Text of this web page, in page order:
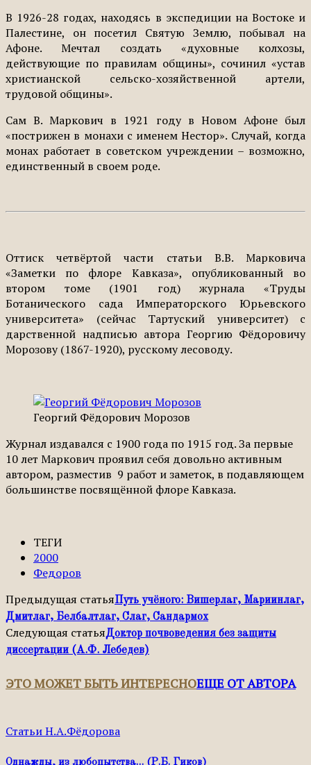
В 1926-28 годах, находясь в экспедиции на Востоке и
Палестине, он посетил Святую Землю, побывал на
Афоне. Мечтал создать «духовные колхозы,
действующие по правилам общины», сочинил «устав
христианской сельско-хозяйственной артели,
трудовой общины».
Сам В. Маркович в 1921 году в Новом Афоне был
«пострижен в монахи с именем Нестор». Случай, когда
монах работает в советском учреждении – возможно,
единственный в своем роде.
Оттиск четвёртой части статьи В.В. Марковича
«Заметки по флоре Кавказа», опубликованный во
втором томе (1901 год) журнала «Труды
Ботанического сада Императорского Юрьевского
университета» (сейчас Тартуский университет) с
дарственной надписью автора Георгию Фёдоровичу
Морозову (1867-1920), русскому лесоводу.
Георгий Фёдорович Морозов
Журнал издавался с 1900 года по 1915 год. За первые
10 лет Маркович проявил себя довольно активным
автором, разместив 9 работ и заметок, в подавляющем
большинстве посвящённой флоре Кавказа.
ТЕГИ
2000
Федоров
Предыдущая статьяПуть учёного: Вишерлаг, Мариинлаг,
Дмитлаг, Белбалтлаг, Слаг, Сандармох
Следующая статьяДоктор почвоведения без защиты
диссертации (А.Ф. Лебедев)
ЭТО МОЖЕТ БЫТЬ ИНТЕРЕСНОЕЩЕ ОТ АВТОРА
Статьи Н.А.Фёдорова
Однажды, из любопытства… (Р.Б. Гиков)